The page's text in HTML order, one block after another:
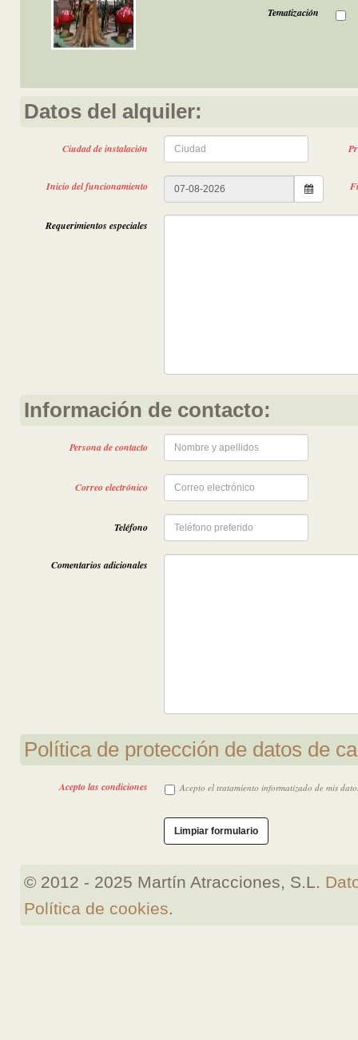
Tematización
Datos del alquiler:
Ciudad de instalación
Inicio del funcionamiento
Requerimientos especiales
Información de contacto:
Persona de contacto
Correo electrónico
Teléfono
Comentarios adicionales
Política de protección de datos de
Acepto las condiciones Acepto el tratamiento informatizado de mis
Limpiar formulario
© 2012 - 2025 Martín Atracciones, S.L.
Política de cookies.